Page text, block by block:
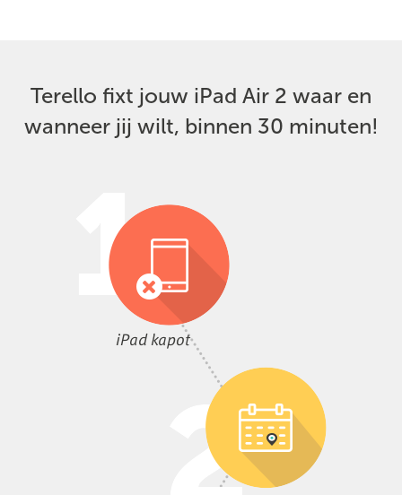
Terello fixt jouw iPad Air 2 waar en
wanneer jij wilt, binnen 30 minuten!
iPad kapot